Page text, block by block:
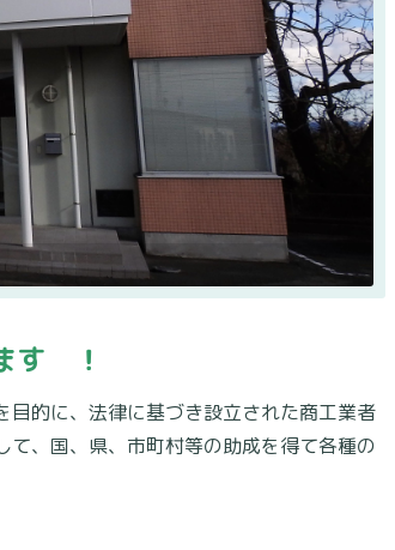
す ！
的に、法律に基づき設立された商工業者
、国、県、市町村等の助成を得て各種の